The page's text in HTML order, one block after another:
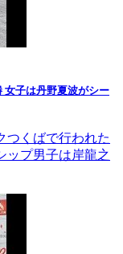
女子は丹野夏波がシー
つくばで行われた
ップ男子は岸龍之